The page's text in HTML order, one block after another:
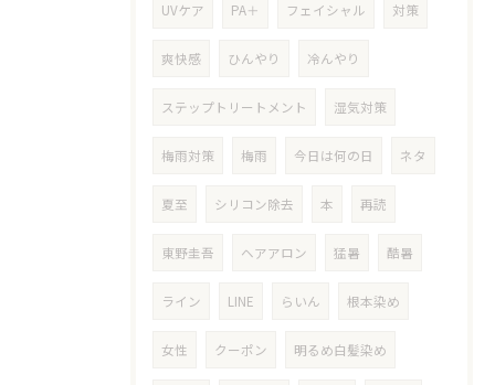
UVケア PA＋ フェイシャル 対策
爽快感 ひんやり 冷んやり
ステップトリートメント 湿気対策
梅雨対策 梅雨 今日は何の日 ネタ
夏至 シリコン除去 本 再読
東野圭吾 ヘアアロン 猛暑 酷暑
ライン LINE らいん 根本染め
女性 クーポン 明るめ白髪染め